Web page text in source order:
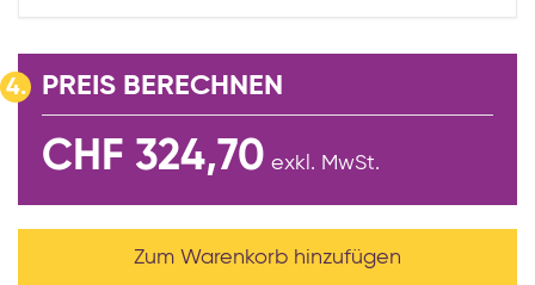
4. PREIS BERECHNEN
CHF 324,70 exkl. MwSt.
Zum Warenkorb hinzufügen